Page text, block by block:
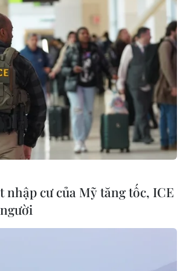
hóa Mông hòa
cộng đồng giữa
- điểm đến
đến Quy Nhơn
“Thung lũng
nhập cư của Mỹ tăng tốc, ICE